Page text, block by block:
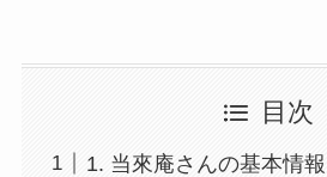
目次
1. 当來庵さんの基本情報